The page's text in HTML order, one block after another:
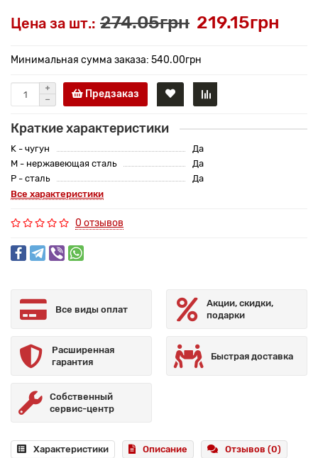
Цена за шт.: 274.05грн 219.15грн
Минимальная сумма заказа: 540.00грн
Предзаказ
Краткие характеристики
K - чугун
Да
M - нержавеющая сталь
Да
P - сталь
Да
Все характеристики
0 отзывов
Все виды оплат
Акции, скидки,
подарки
Расширенная
гарантия
Быстрая доставка
Собственный
сервис-центр
Характеристики Описание Отзывов (0)